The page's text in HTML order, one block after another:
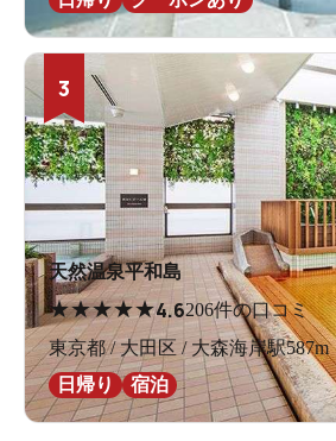
1階洗い場
3
天然温泉平和島
★★★★★4.6206件の口コミ
東京都 / 大田区 / 大森海岸駅587m
日帰り
宿泊